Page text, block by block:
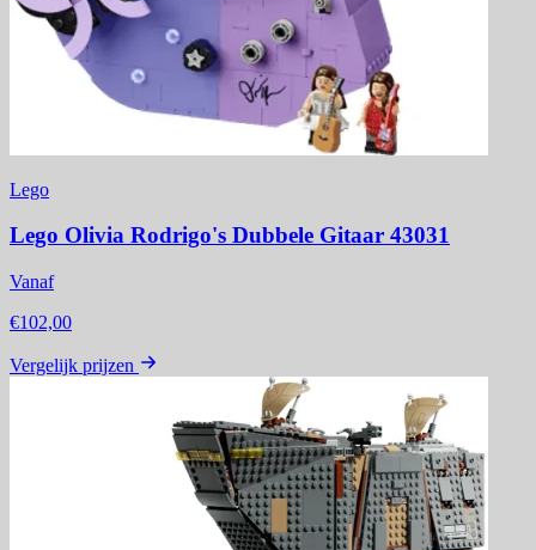
Lego
Lego Olivia Rodrigo's Dubbele Gitaar 43031
Vanaf
€102,00
Vergelijk prijzen